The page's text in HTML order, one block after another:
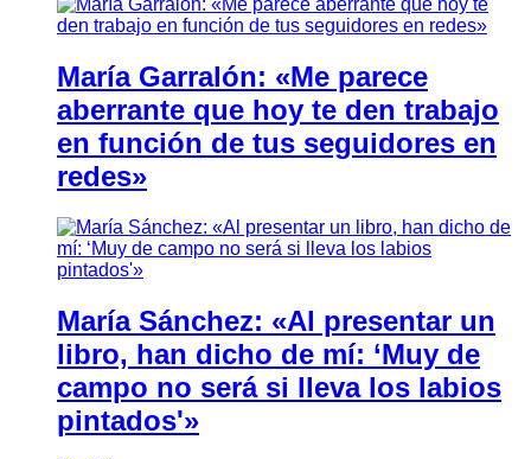
María Garralón: «Me parece
aberrante que hoy te den trabajo
en función de tus seguidores en
redes»
María Sánchez: «Al presentar un
libro, han dicho de mí: ‘Muy de
campo no será si lleva los labios
pintados'»